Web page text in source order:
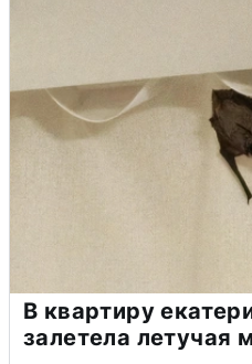
В квартиру
залетела летучая